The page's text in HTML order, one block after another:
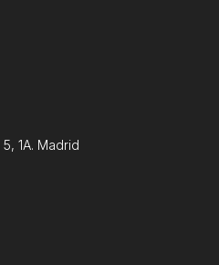
1A. Madrid